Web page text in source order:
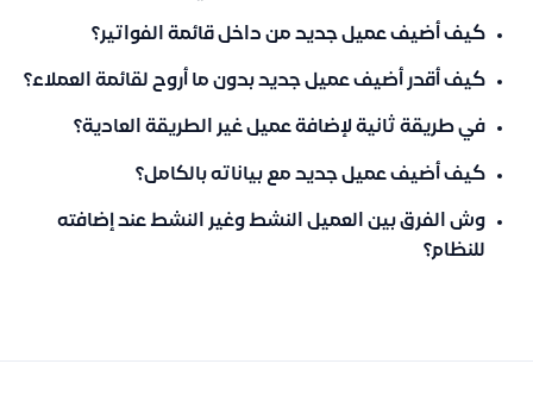
كيف أضيف عميل جديد من داخل قائمة الفواتير؟
كيف أقدر أضيف عميل جديد بدون ما أروح لقائمة العملاء؟
في طريقة ثانية لإضافة عميل غير الطريقة العادية؟
كيف أضيف عميل جديد مع بياناته بالكامل؟
وش الفرق بين العميل النشط وغير النشط عند إضافته
للنظام؟